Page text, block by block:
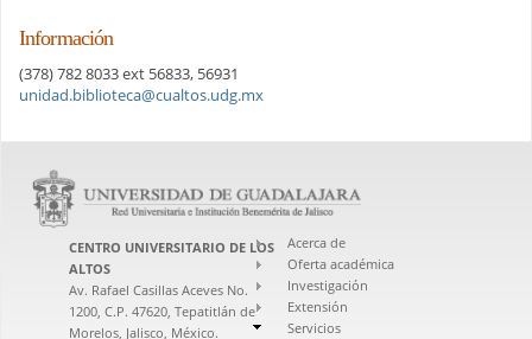
Información
(378) 782 8033 ext 56833, 56931
unidad.biblioteca@cualtos.udg.mx
CENTRO UNIVERSITARIO DE LOS
ALTOS
Av. Rafael Casillas Aceves No.
1200, C.P. 47620, Tepatitlán de
Morelos, Jalisco, México.
Acerca de
Oferta académica
Investigación
Extensión
Servicios